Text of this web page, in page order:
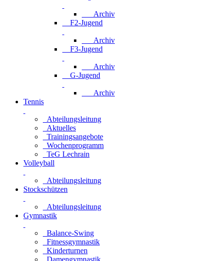
Archiv
F2-Jugend
Archiv
F3-Jugend
Archiv
G-Jugend
Archiv
Tennis
Abteilungsleitung
Aktuelles
Trainingsangebote
Wochenprogramm
TeG Lechrain
Volleyball
Abteilungsleitung
Stockschützen
Abteilungsleitung
Gymnastik
Balance-Swing
Fitnessgymnastik
Kinderturnen